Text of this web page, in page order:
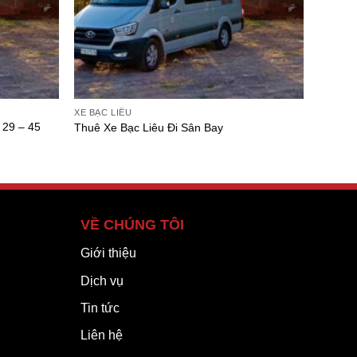
– 45
XE BẠC LIÊU
Thuê Xe Bạc Liêu Đi Sân Bay
VỀ CHÚNG TÔI
Giới thiệu
Dịch vụ
Tin tức
Liên hệ